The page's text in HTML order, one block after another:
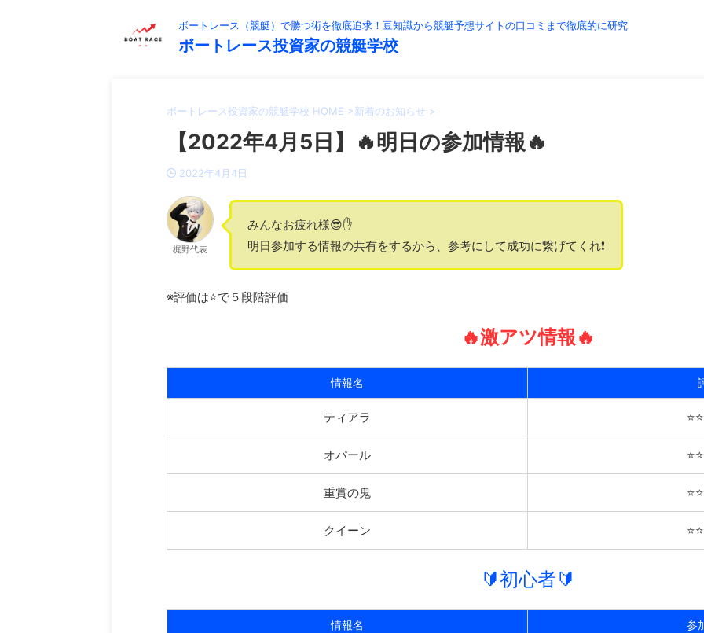
ボートレース（競艇）で勝つ術を徹底追求！豆知識から競艇予想サイトの口コミまで徹底的に研究
ボートレース投資家の競艇学校
ボートレース投資家の競艇学校 HOME >新着のお知らせ >
【2022年4月5日】🔥明日の参加情報🔥
2022年4月4日
梶野代表
みんなお疲れ様😎✋
明日参加する情報の共有をするから、参考にして成功に繋げてくれ❗️
※評価は⭐️で５段階評価
🔥激アツ情報🔥
情報名
ティアラ
オパール
重賞の鬼
クイーン
🔰初心者🔰
情報名 参